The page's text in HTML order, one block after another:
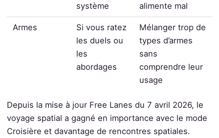
système
alimente mal
Armes
Si vous ratez
les duels ou
les
abordages
Mélanger trop de
types d’armes
sans
comprendre leur
usage
Depuis la mise à jour Free Lanes du 7 avril 2026, le
voyage spatial a gagné en importance avec le mode
Croisière et davantage de rencontres spatiales.